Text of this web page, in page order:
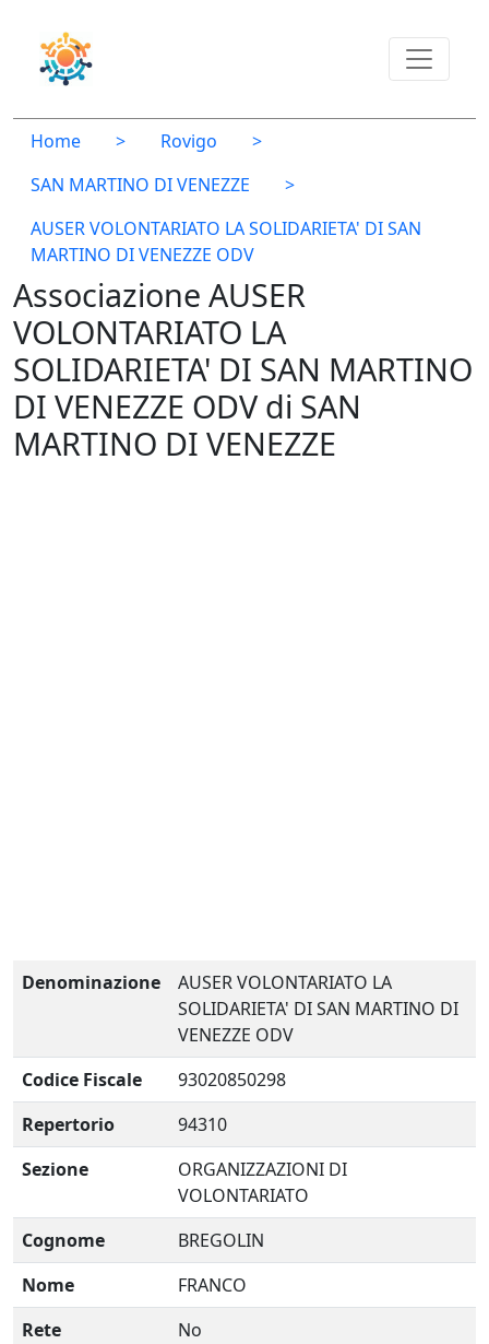
Home > Rovigo
>
SAN MARTINO DI VENEZZE
>
AUSER VOLONTARIATO LA SOLIDARIETA' DI SAN
MARTINO DI VENEZZE ODV
Associazione AUSER
VOLONTARIATO LA
SOLIDARIETA' DI SAN MARTINO
DI VENEZZE ODV di SAN
MARTINO DI VENEZZE
Denominazione
AUSER VOLONTARIATO LA
SOLIDARIETA' DI SAN MARTINO DI
VENEZZE ODV
Codice Fiscale
93020850298
Repertorio
94310
Sezione
ORGANIZZAZIONI DI
VOLONTARIATO
Cognome
BREGOLIN
Nome
FRANCO
Rete
No